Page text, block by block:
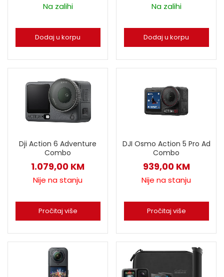
Na zalihi
Dodaj u korpu
Na zalihi
Dodaj u korpu
Dji Action 6 Adventure
Combo
1.079,00 KM
Nije na stanju
Pročitaj više
DJI Osmo Action 5 Pro Ad
Combo
939,00 KM
Nije na stanju
Pročitaj više